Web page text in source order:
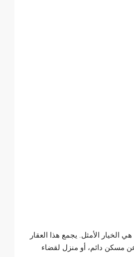
هي الخيار الأمثل. يجمع هذا العقار
وفخم. سواء كنت تبحث عن مسكن دائم، أو منزل لقضاء